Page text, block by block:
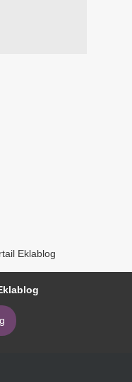
Eklablog